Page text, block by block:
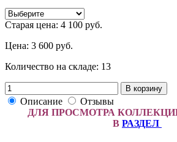
Старая цена: 4 100 руб.
Цена: 3 600 руб.
Количество на складе: 13
В корзину
Описание
Отзывы
ДЛЯ ПРОСМОТРА
В РАЗДЕЛ